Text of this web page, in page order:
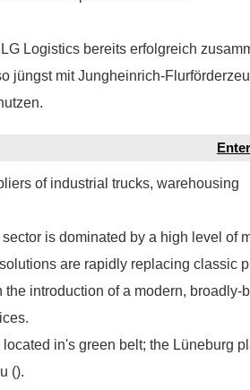
Logistics bereits erfolgreich
jüngst mit Jungheinrich-
of industrial trucks, warehousing
is dominated by a high level of
are rapidly replacing classic
introduction of a modern, broadly-
in's green belt; the Lüneburg
().